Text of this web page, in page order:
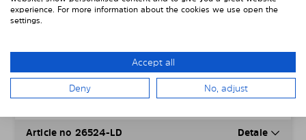
Male szyby drzwi
Article no 26524-LD Detale
experience. For more information about the cookies we use open the
settings.
Accept all
Deny No, adjust